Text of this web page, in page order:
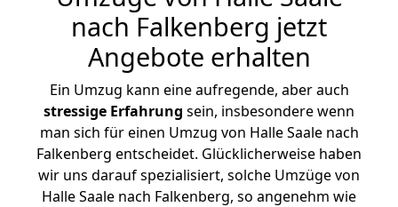
nach Falkenberg jetzt
Angebote erhalten
Ein Umzug kann eine aufregende, aber auch
stressige Erfahrung sein, insbesondere wenn
man sich für einen Umzug von Halle Saale nach
Falkenberg entscheidet. Glücklicherweise haben
wir uns darauf spezialisiert, solche Umzüge von
Halle Saale nach Falkenberg, so angenehm wie